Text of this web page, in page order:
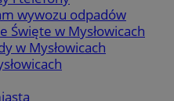
wywozu odpadów
Święte w Mysłowicach
w Mysłowicach